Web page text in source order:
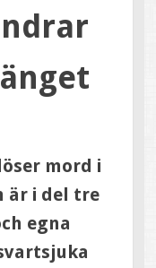
mord i
är i del tre
egna